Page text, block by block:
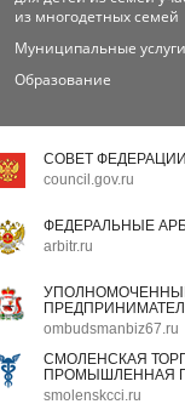
из многодетных семей
Муниципальные услуги
Образование
СОВЕТ ФЕДЕРАЦИИ
council.gov.ru
ФЕДЕРАЛЬНЫЕ
arbitr.ru
ombudsmanbiz67.ru
СМОЛЕНСКАЯ
ПРОМЫШЛЕННАЯ
smolenskcci.ru